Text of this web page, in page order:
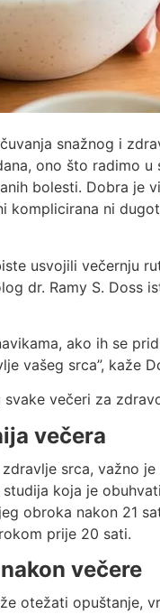
snažnog i
ono što radimo u
bolesti. Dobra je
ni
usvojili večernju
dr. Ramy S. Doss
ako ih se
vašeg srca”, kaže
večeri za
večera
srca, važno
koja je
obroka nakon 21
prije 20 sati.
večere
otežati opuštanje,